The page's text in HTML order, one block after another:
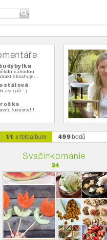
náhodou
obsahuje...
asi i pít : )
luxusne!!!
11 x fotoalbum 499 bodů
Svačinkománie
24